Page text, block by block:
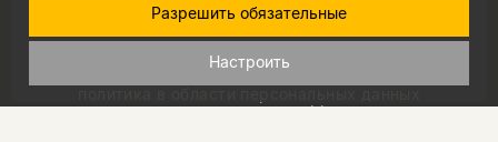
© Новое литературное обозрение. 2026
правила продажи товаров
политика использования cookie
Разрешить обязательные
Настроить